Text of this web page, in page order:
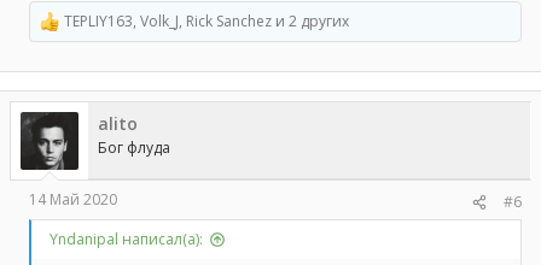
Р
е
а
к
ц
и
и
TEPLIY163, Volk_J, Rick Sanchez и 2 других
alito
Бог флуда
14 Май 2020
#6
Yndanipal написал(а):